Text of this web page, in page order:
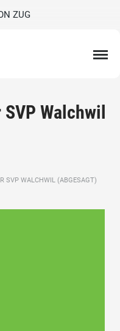
ZUG
Walchwil
SVP WALCHWIL (ABGESAGT)